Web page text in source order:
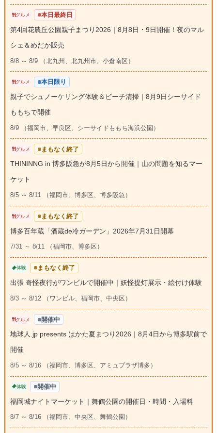
グルメ 本日最終日
第4回花農丘公園親子まつり2026｜8月8日・9日開催！夜のマル
シェ＆めだか販売
8/8 ～ 8/9 （北九州、北九州市、小倉南区）
グルメ 本日限り
親子でシュノーケリング体験＆ビーチ清掃｜8月9日シーサイド
ももちで開催
8/9 （福岡市、早良区、シーサイドももち海浜公園）
グルメ まもなく終了
THININNG in 博多阪急が8月5日から開催｜山の問題を知るマー
ケット
8/5 ～ 8/11 （福岡市、博多区、博多阪急）
グルメ まもなく終了
博多百年蔵「酒蔵de冷ガーデン」2026年7月31日開幕
7/31 ～ 8/11 （福岡市、博多区）
体験 まもなく終了
出張 奇怪夜行がワンビルで開催中｜妖怪提灯展示・絵付け体験
8/3 ～ 8/12 （ワンビル、福岡市、中央区）
グルメ 開催中
地球人.jp presents はかた夏まつり2026｜8月4日から博多駅前で
開催
8/5 ～ 8/16 （福岡市、博多区、アミュプラザ博多）
体験 開催中
福岡城ナイトマーケット｜舞鶴公園の開催日・時間・入場料
8/7 ～ 8/16 （福岡市、中央区、舞鶴公園）